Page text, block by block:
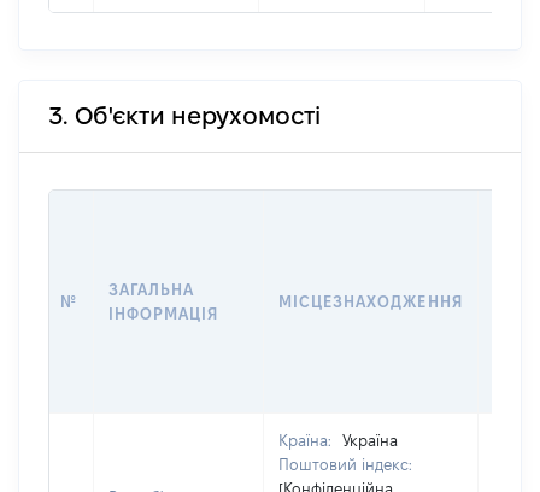
3. Об'єкти нерухомості
№
ЗАГАЛЬНА
ІНФОРМАЦІЯ
МІСЦЕЗНАХОДЖЕННЯ
Країна:
Україна
Поштовий індекс:
[Конфіденційна